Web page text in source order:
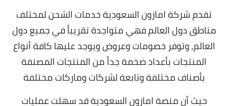
تقدم شركة امازون السعودية خدمات الشحن لمختلف
مناطق دول العالم فهي متواجدة تقريباً في جميع دول
العالم, وتوفر خصومات وعروض ويوجد عليها كافة أنواع
المنتجات بأعداد ضخمة جداً من المنتجات المصنفة
بأصناف مختلفة وتابعة لشركات وماركات مختلفة
حيث أن منصة امازون السعودية قد سهلت عمليات